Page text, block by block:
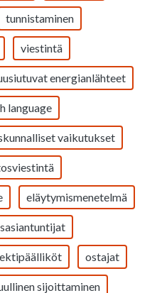
tunnistaminen
viestintä
energianlähteet
language
vaikutukset
eläytymismenetelmä
ostajat
sijoittaminen